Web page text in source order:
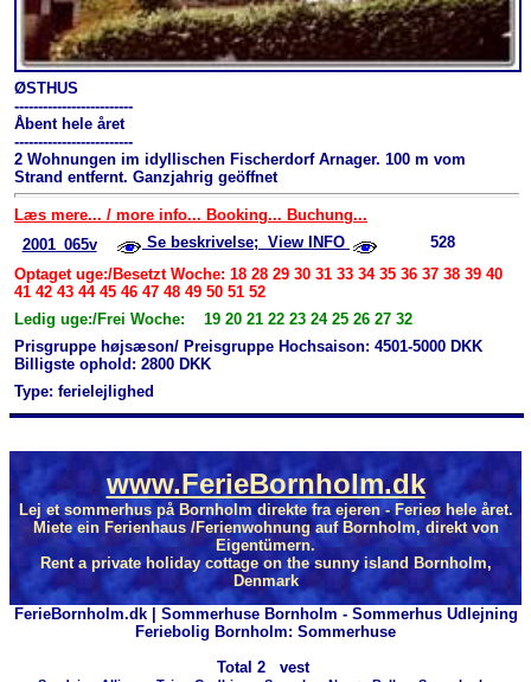
ØSTHUS
-------------------------
Åbent hele året
-------------------------
2 Wohnungen im idyllischen Fischerdorf Arnager. 100 m vom
Strand entfernt. Ganzjahrig geöffnet
Læs mere... / more info... Booking... Buchung...
2001_065v
Se beskrivelse; View INFO
528
Optaget uge:/Besetzt Woche: 18 28 29 30 31 33 34 35 36 37 38 39 40
41 42 43 44 45 46 47 48 49 50 51 52
Ledig uge:/Frei Woche: 19 20 21 22 23 24 25 26 27 32
Prisgruppe højsæson/ Preisgruppe Hochsaison: 4501-5000 DKK
Billigste ophold: 2800 DKK
Type: ferielejlighed
www.FerieBornholm.dk
Lej et sommerhus på Bornholm direkte fra ejeren - Ferieø hele året.
Miete ein Ferienhaus /Ferienwohnung auf Bornholm, direkt von
Eigentümern.
Rent a private holiday cottage on the sunny island Bornholm,
Denmark
FerieBornholm.dk | Sommerhuse Bornholm - Sommerhus Udlejning
Feriebolig Bornholm: Sommerhuse
Total 2 vest